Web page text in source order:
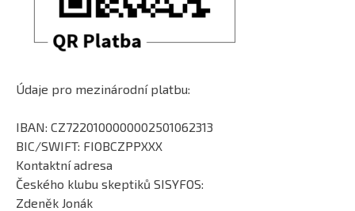
Údaje pro mezinárodní platbu:
IBAN: CZ7220100000002501062313
BIC/SWIFT: FIOBCZPPXXX
Kontaktní adresa
Českého klubu skeptiků SISYFOS:
Zdeněk Jonák